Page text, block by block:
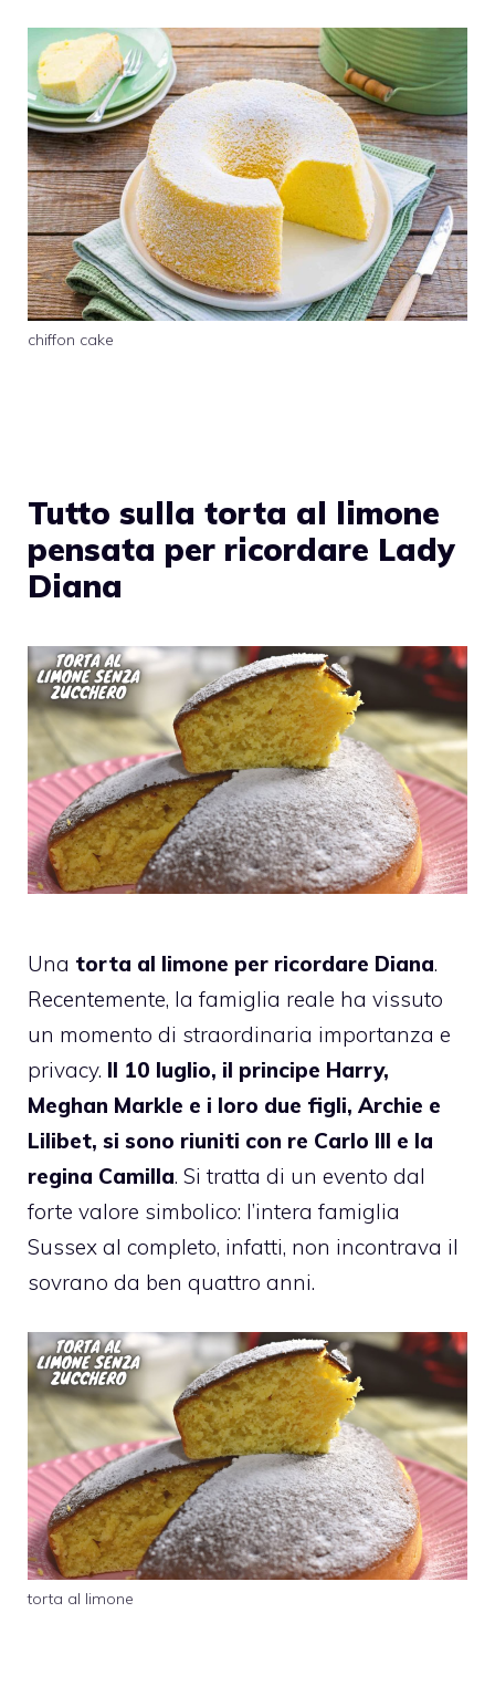
chiffon cake
Tutto sulla torta al limone
pensata per ricordare Lady
Diana
Una torta al limone per ricordare Diana.
Recentemente, la famiglia reale ha vissuto
un momento di straordinaria importanza e
privacy. Il 10 luglio, il principe Harry,
Meghan Markle e i loro due figli, Archie e
Lilibet, si sono riuniti con re Carlo III e la
regina Camilla. Si tratta di un evento dal
forte valore simbolico: l’intera famiglia
Sussex al completo, infatti, non incontrava il
sovrano da ben quattro anni.
torta al limone